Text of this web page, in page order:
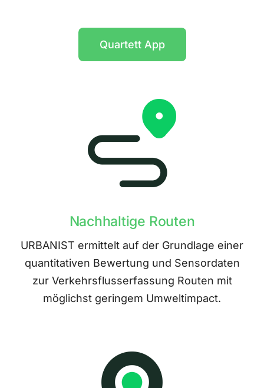
Quartett App
Nachhaltige Routen
URBANIST ermittelt auf der Grundlage einer
quantitativen Bewertung und Sensordaten
zur Verkehrsflusserfassung Routen mit
möglichst geringem Umweltimpact.